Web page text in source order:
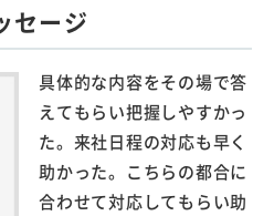
セージ
具体的な内容をその場で答
えてもらい把握しやすかっ
た。来社日程の対応も早く
助かった。こちらの都合に
合わせて対応してもらい助